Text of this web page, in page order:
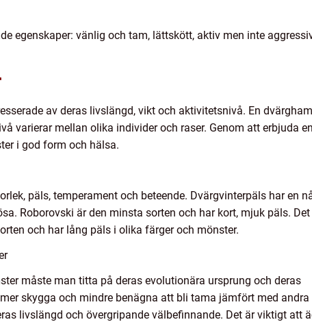
egenskaper: vänlig och tam, lättskött, aktiv men inte
av deras livslängd, vikt och aktivitetsnivå. En
varierar mellan olika individer och raser. Genom att erbjuda
i god form och hälsa.
päls, temperament och beteende. Dvärgvinterpäls har en
Roborovski är den minsta sorten och har kort, mjuk päls. Det
och har lång päls i olika färger och mönster.
måste man titta på deras evolutionära ursprung och deras
skygga och mindre benägna att bli tama jämfört med andra
livslängd och övergripande välbefinnande. Det är viktigt att